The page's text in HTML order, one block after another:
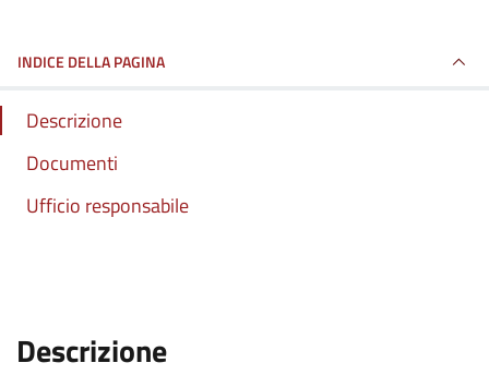
INDICE DELLA PAGINA
Descrizione
Documenti
Ufficio responsabile
Descrizione: